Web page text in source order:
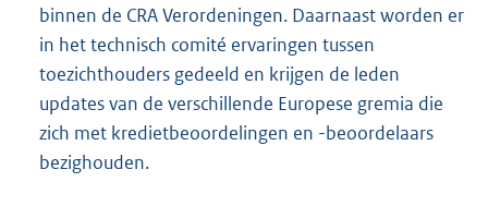
binnen de CRA Verordeningen. Daarnaast worden er
in het technisch comité ervaringen tussen
toezichthouders gedeeld en krijgen de leden
updates van de verschillende Europese gremia die
zich met kredietbeoordelingen en -beoordelaars
bezighouden.